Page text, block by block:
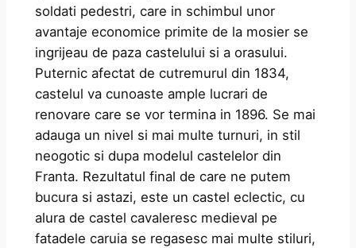
soldati pedestri, care in schimbul unor
avantaje economice primite de la mosier se
ingrijeau de paza castelului si a orasului.
Puternic afectat de cutremurul din 1834,
castelul va cunoaste ample lucrari de
renovare care se vor termina in 1896. Se mai
adauga un nivel si mai multe turnuri, in stil
neogotic si dupa modelul castelelor din
Franta. Rezultatul final de care ne putem
bucura si astazi, este un castel eclectic, cu
alura de castel cavaleresc medieval pe
fatadele caruia se regasesc mai multe stiluri,